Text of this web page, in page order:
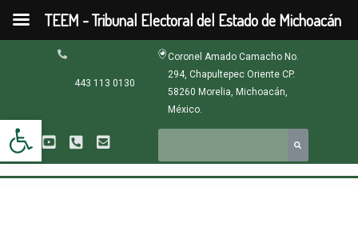
Abrir barra de herramientas
contenido
443 113 0130
Coronel Amado Camacho No.
294, Chapultepec Oriente CP.
58260 Morelia, Michoacán,
México.
TEEM - Tribunal Electoral del Estado de Michoacán